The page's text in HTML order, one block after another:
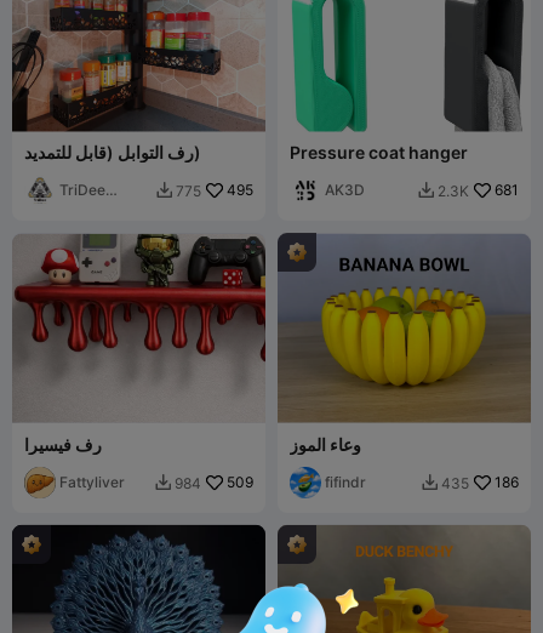
رف التوابل (قابل للتمديد)
TriDee
 775 495
Pressure coat hanger
AK3D  2.3K 681
رف فيسيرا
Fattyliver  984 509
وعاء الموز
fifindr  435 186